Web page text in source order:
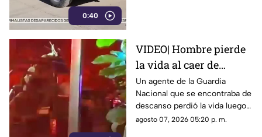
0:40
VIDEO| Hombre pierde
la vida al caer de
acantilado en el Paseo
del Centenario en
Mazatlán
Un agente de la Guardia
Nacional que se encontraba de
descanso perdió la vida luego
de caer desde el Paseo del
agosto 07, 2026 05:20 p. m.